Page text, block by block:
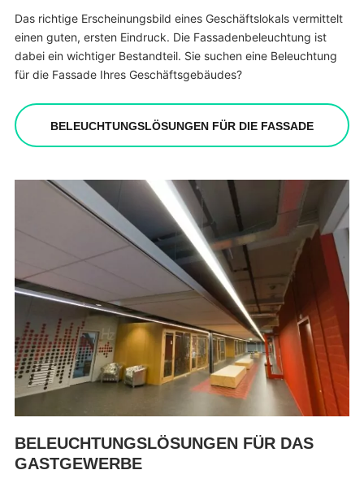
Das richtige Erscheinungsbild eines Geschäftslokals vermittelt
einen guten, ersten Eindruck. Die Fassadenbeleuchtung ist
dabei ein wichtiger Bestandteil. Sie suchen eine Beleuchtung
für die Fassade Ihres Geschäftsgebäudes?
BELEUCHTUNGSLÖSUNGEN FÜR DIE FASSADE
BELEUCHTUNGSLÖSUNGEN FÜR DAS
GASTGEWERBE